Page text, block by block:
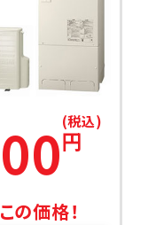
円
(税込)
の価格！